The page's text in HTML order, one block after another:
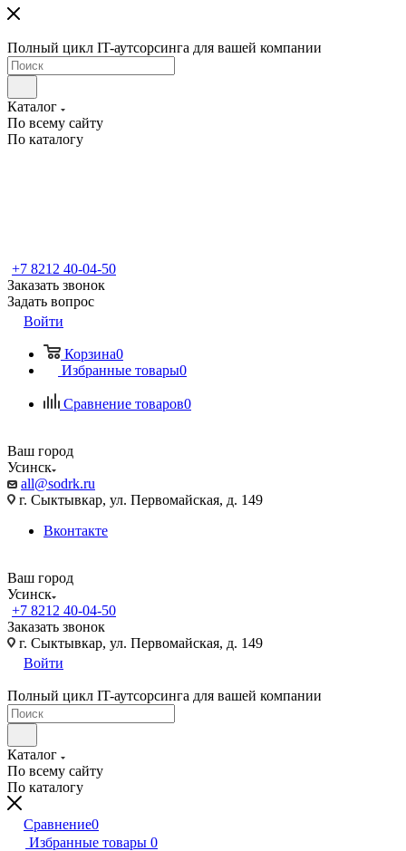
Полный цикл IT-аутсорсинга для вашей компании
Каталог
По всему сайту
По каталогу
+7 8212 40-04-50
Заказать звонок
Задать вопрос
Войти
Корзина0
Избранные товары0
Сравнение товаров0
Ваш город
Усинск
all@sodrk.ru
г. Сыктывкар, ул. Первомайская, д. 149
Вконтакте
Ваш город
Усинск
+7 8212 40-04-50
Заказать звонок
г. Сыктывкар, ул. Первомайская, д. 149
Войти
Полный цикл IT-аутсорсинга для вашей компании
Каталог
По всему сайту
По каталогу
Сравнение0
Избранные товары 0